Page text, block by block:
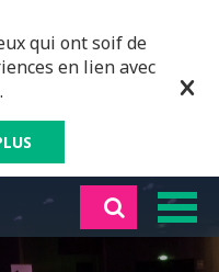
qui ont soif de
en lien avec